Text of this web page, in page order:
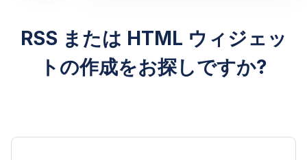
RSS または HTML ウィジェッ
トの作成をお探しですか?